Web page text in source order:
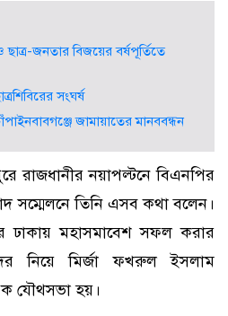
জনতার বিজয়ের বর্ষপূর্তিতে
সংঘর্ষ
জামায়াতের মানববন্ধন
রাজধানীর নয়াপল্টনে বিএনপির
সম্মেলনে তিনি এসব কথা বলেন।
মহাসমাবেশ সফল করার
নিয়ে মির্জা ফখরুল ইসলাম
যৌথসভা হয়।